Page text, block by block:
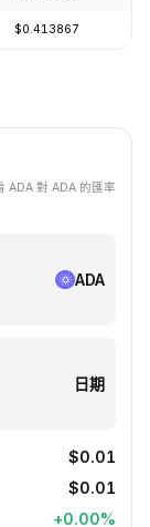
$0.413867
ADA 對 ADA 的匯率
ADA
日期
$0.01
$0.01
+0.00%